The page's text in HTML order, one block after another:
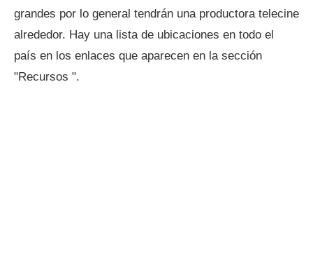
grandes por lo general tendrán una productora telecine
alrededor. Hay una lista de ubicaciones en todo el
país en los enlaces que aparecen en la sección
"Recursos ".